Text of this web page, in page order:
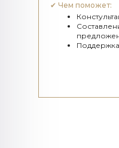
✔ Чем поможет:
Поддержка